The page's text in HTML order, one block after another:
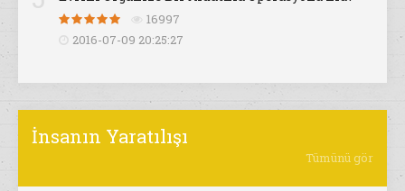
16997
2016-07-09 20:25:27
İnsanın Yaratılışı
Tümünü gör